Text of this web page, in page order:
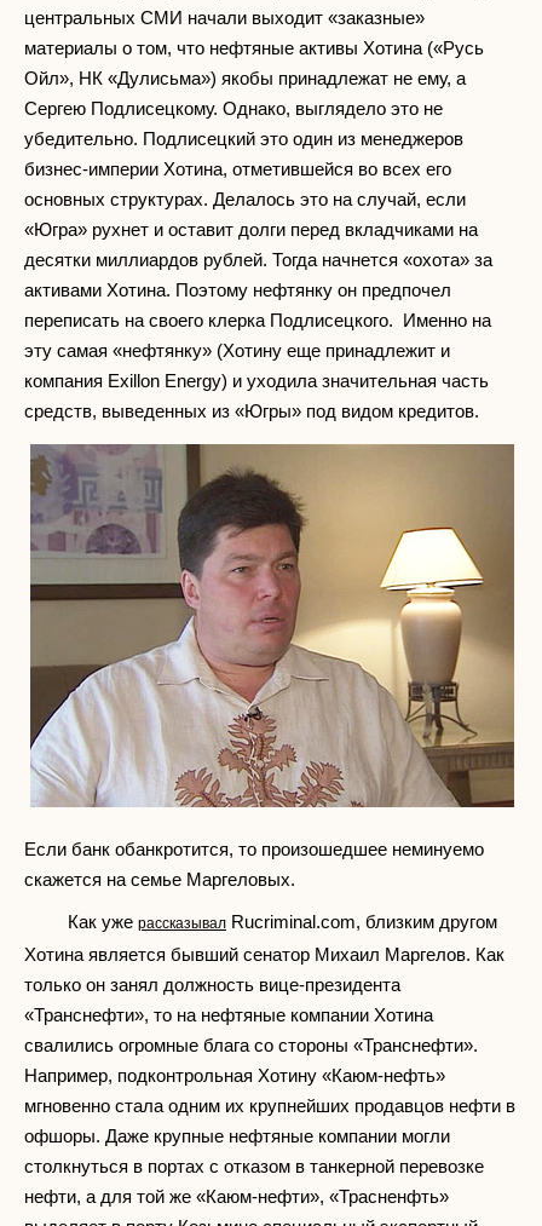
центральных СМИ начали выходит «заказные»
материалы о том, что нефтяные активы Хотина («Русь
Ойл», НК «Дулисьма») якобы принадлежат не ему, а
Сергею Подлисецкому. Однако, выглядело это не
убедительно. Подлисецкий это один из менеджеров
бизнес-империи Хотина, отметившейся во всех его
основных структурах. Делалось это на случай, если
«Югра» рухнет и оставит долги перед вкладчиками на
десятки миллиардов рублей. Тогда начнется «охота» за
активами Хотина. Поэтому нефтянку он предпочел
переписать на своего клерка Подлисецкого. Именно на
эту самая «нефтянку» (Хотину еще принадлежит и
компания Exillon Energy) и уходила значительная часть
средств, выведенных из «Югры» под видом кредитов.
Если банк обанкротится, то произошедшее неминуемо
скажется на семье Маргеловых.
Как уже рассказывал Rucriminal.com, близким другом
Хотина является бывший сенатор Михаил Маргелов. Как
только он занял должность вице-президента
«Транснефти», то на нефтяные компании Хотина
свалились огромные блага со стороны «Транснефти».
Например, подконтрольная Хотину «Каюм-нефть»
мгновенно стала одним их крупнейших продавцов нефти в
офшоры. Даже крупные нефтяные компании могли
столкнуться в портах с отказом в танкерной перевозке
нефти, а для той же «Каюм-нефти», «Трасненфть»